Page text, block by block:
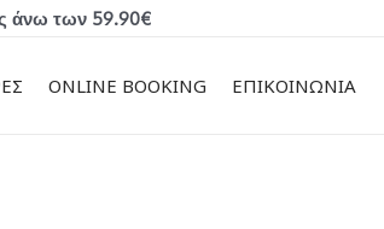
άνω των 59.90€
ONLINE BOOKING ΕΠΙΚΟΙΝΩΝΙΑ